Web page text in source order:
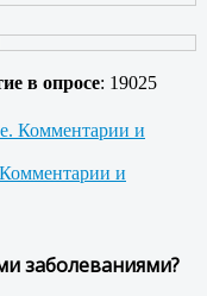
в опросе: 19025
и
заболеваниями?